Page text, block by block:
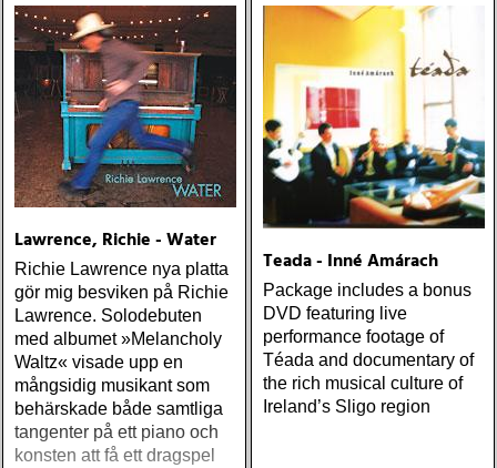
Lawrence, Richie - Water
Richie Lawrence nya platta
gör mig besviken på Richie
Lawrence. Solodebuten
med albumet »Melancholy
Waltz« visade upp en
mångsidig musikant som
behärskade både samtliga
tangenter på ett piano och
konsten att få ett dragspel
Teada - Inné Amárach
Package includes a bonus
DVD featuring live
performance footage of
Téada and documentary of
the rich musical culture of
Ireland’s Sligo region